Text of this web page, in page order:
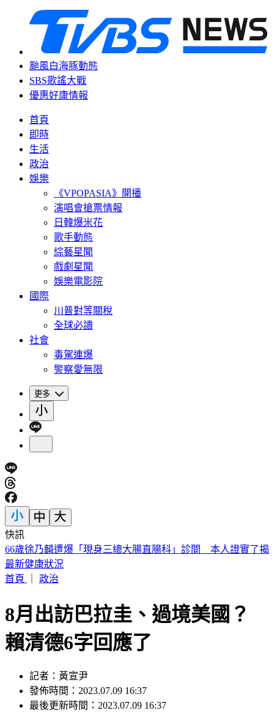
颱風白海豚動態
SBS歌謠大戰
優惠好康情報
首頁
即時
生活
政治
娛樂
《VPOPASIA》開播
演唱會搶票情報
日韓爆米花
歌手動態
綜藝星聞
戲劇星聞
娛樂電影院
國際
川普對等關稅
全球必讀
社會
毒駕連爆
警察愛無限
更多
快訊
台股力守半年線！法人估「持續震盪」 點名8月布局這族群
首頁｜ 政治
8月出訪巴拉圭、過境美國？
賴清德6字回應了
發佈時間：2023.07.09 16:37
最後更新時間：2023.07.09 16:37